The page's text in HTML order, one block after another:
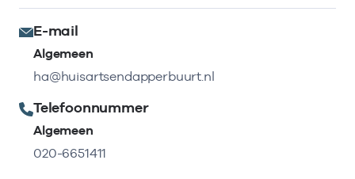
E-mail
Algemeen
ha@huisartsendapperbuurt.nl
Telefoonnummer
Algemeen
020-6651411